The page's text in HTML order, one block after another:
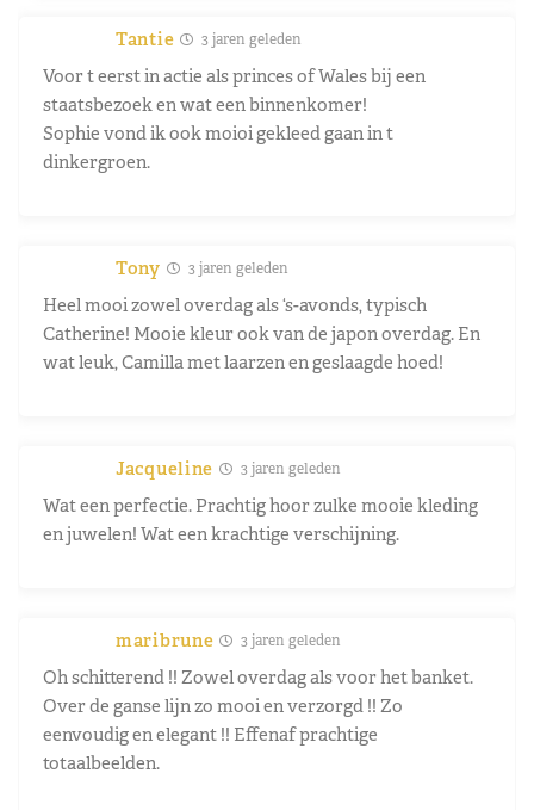
Tantie 3 jaren geleden
Voor t eerst in actie als princes of Wales bij een
staatsbezoek en wat een binnenkomer!
Sophie vond ik ook moioi gekleed gaan in t
dinkergroen.
Tony 3 jaren geleden
Heel mooi zowel overdag als ‘s-avonds, typisch
Catherine! Mooie kleur ook van de japon overdag. En
wat leuk, Camilla met laarzen en geslaagde hoed!
Jacqueline 3 jaren geleden
Wat een perfectie. Prachtig hoor zulke mooie kleding
en juwelen! Wat een krachtige verschijning.
maribrune 3 jaren geleden
Oh schitterend !! Zowel overdag als voor het banket.
Over de ganse lijn zo mooi en verzorgd !! Zo
eenvoudig en elegant !! Effenaf prachtige
totaalbeelden.